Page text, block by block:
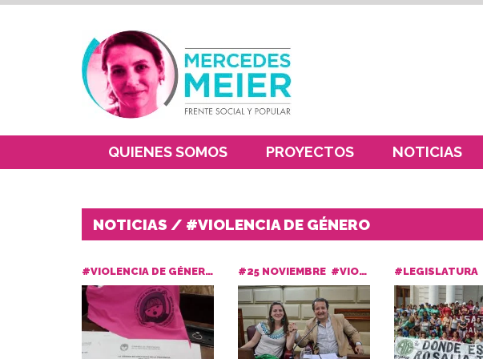
QUIENES SOMOS PROYECTOS NOTICIAS
NOTICIAS / #VIOLENCIA DE GÉNERO
#VIOLENCIA DE GÉNERO #25 NOVIEMBRE #VIOLENCIA DE GÉNERO #LEGISLATURA